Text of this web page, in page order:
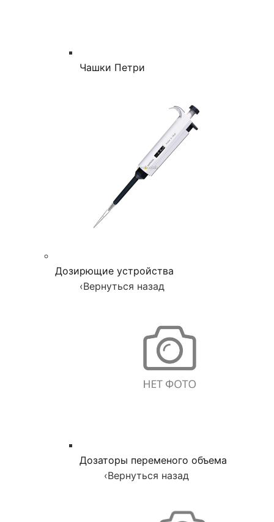
Чашки Петри
Дозирющие устройства
‹Вернуться назад
Дозаторы переменого объема
‹Вернуться назад